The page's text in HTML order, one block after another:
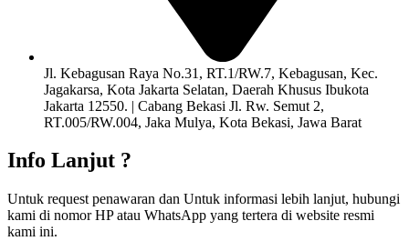
Jl. Kebagusan Raya No.31, RT.1/RW.7, Kebagusan, Kec.
Jagakarsa, Kota Jakarta Selatan, Daerah Khusus Ibukota
Jakarta 12550. | Cabang Bekasi Jl. Rw. Semut 2,
RT.005/RW.004, Jaka Mulya, Kota Bekasi, Jawa Barat
Info Lanjut ?
Untuk request penawaran dan Untuk informasi lebih lanjut, hubungi
kami di nomor HP atau WhatsApp yang tertera di website resmi
kami ini.